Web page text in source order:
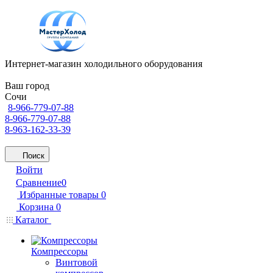
Интернет-магазин холодильного оборудования
Ваш город
Сочи
8-966-779-07-88
8-966-779-07-88
8-963-162-33-39
Поиск
Войти
Сравнение0
Избранные товары 0
Корзина 0
Каталог
Компрессоры
Винтовой